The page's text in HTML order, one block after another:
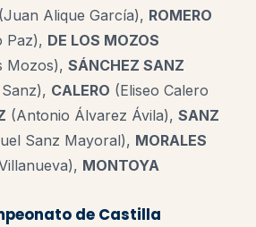
(Juan Alique García), ROMERO
Paz), DE LOS MOZOS
Mozos), SÁNCHEZ SANZ
CALERO (Eliseo Calero
(Antonio Álvarez Ávila), SANZ
Sanz Mayoral), MORALES
MONTOYA
de Castilla